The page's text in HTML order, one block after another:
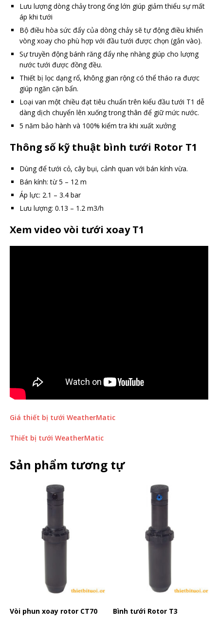
Lưu lượng dòng chảy trong ống lớn giúp giảm thiểu sự mất
áp khi tưới
Bộ điều hòa sức đẩy của dòng chảy sẽ tự động điều khiển
vòng xoay cho phù hợp với đầu tưới được chọn (gắn vào).
Sự truyền động bánh răng đẩy nhẹ nhàng giúp cho lượng
nước tưới được đồng đều.
Thiết bị lọc dạng rổ, không gian rộng có thể tháo ra được
giúp ngăn cặn bẩn.
Loại van một chiều đạt tiêu chuẩn trên kiểu đầu tưới T1 dễ
dàng dịch chuyển lên xuống trong thân để giữ mức nước.
5 năm bảo hành và 100% kiểm tra khi xuất xưởng
Thông số kỹ thuật bình tưới Rotor T1
Dùng để tưới cỏ, cây bụi, cảnh quan với bán kính vừa.
Bán kính: từ 5 – 12 m
Áp lực: 2.1 – 3.4 bar
Lưu lượng: 0.13 – 1.2 m3/h
Xem video vòi tưới xoay T1
Giá thiết bị tưới WeatherMatic
Thiết bị tưới WeatherMatic
Sản phẩm tương tự
Vòi phun xoay rotor CT70 Bình tưới Rotor T3